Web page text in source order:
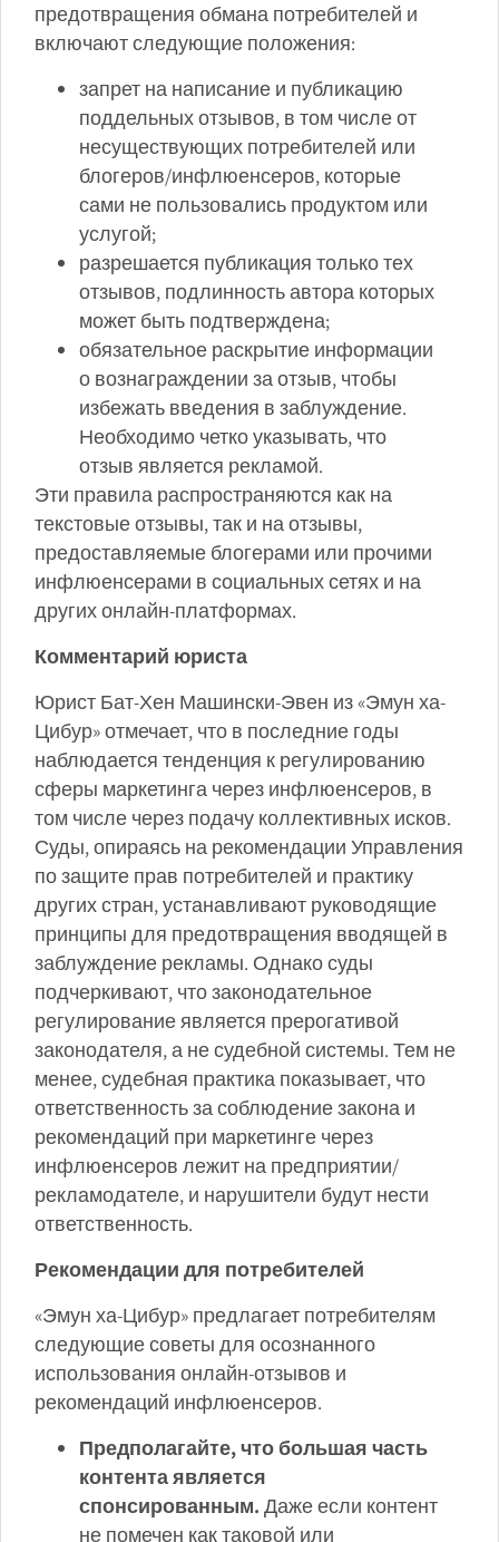
предотвращения обмана потребителей и
включают следующие положения:
запрет на написание и публикацию
поддельных отзывов, в том числе от
несуществующих потребителей или
блогеров/инфлюенсеров, которые
сами не пользовались продуктом или
услугой;
разрешается публикация только тех
отзывов, подлинность автора которых
может быть подтверждена;
обязательное раскрытие информации
о вознаграждении за отзыв, чтобы
избежать введения в заблуждение.
Необходимо четко указывать, что
отзыв является рекламой.
Эти правила распространяются как на
текстовые отзывы, так и на отзывы,
предоставляемые блогерами или прочими
инфлюенсерами в социальных сетях и на
других онлайн-платформах.
Комментарий юриста
Юрист Бат-Хен Машински-Эвен из «Эмун ха-
Цибур» отмечает, что в последние годы
наблюдается тенденция к регулированию
сферы маркетинга через инфлюенсеров, в
том числе через подачу коллективных исков.
Суды, опираясь на рекомендации Управления
по защите прав потребителей и практику
других стран, устанавливают руководящие
принципы для предотвращения вводящей в
заблуждение рекламы. Однако суды
подчеркивают, что законодательное
регулирование является прерогативой
законодателя, а не судебной системы. Тем не
менее, судебная практика показывает, что
ответственность за соблюдение закона и
рекомендаций при маркетинге через
инфлюенсеров лежит на предприятии/
рекламодателе, и нарушители будут нести
ответственность.
Рекомендации для потребителей
«Эмун ха-Цибур» предлагает потребителям
следующие советы для осознанного
использования онлайн-отзывов и
рекомендаций инфлюенсеров.
Предполагайте, что большая часть
контента является
спонсированным. Даже если контент
не помечен как таковой или